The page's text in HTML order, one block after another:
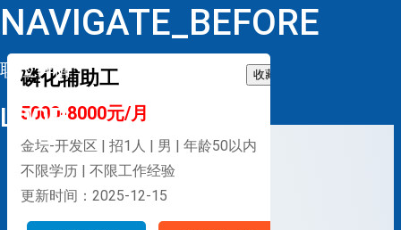
NAVIGATE_BEFORE
职位详情
LOOP
磷化辅助工 收藏
5000-8000元/月
金坛-开发区 | 招1人 | 男 | 年龄50以内
不限学历 | 不限工作经验
更新时间：2025-12-15